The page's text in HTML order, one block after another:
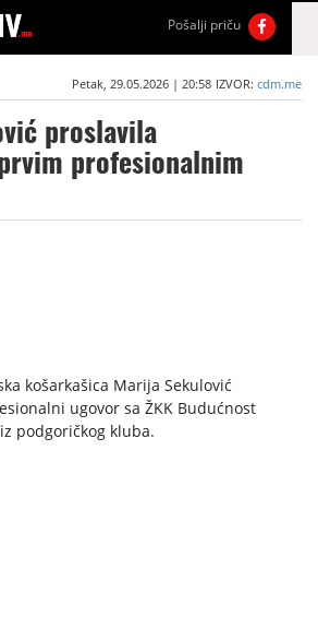
Pošalji priču
Petak, 29.05.2026 | 20:58 IZVOR: cdm.me
proslavila
profesionalnim
košarkašica Marija Sekulović
ugovor sa ŽKK Budućnost
podgoričkog kluba.